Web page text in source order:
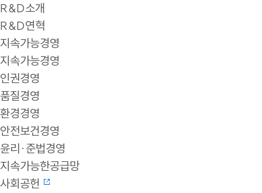
R&D소개
R&D연혁
지속가능경영
지속가능경영
인권경영
품질경영
환경경영
안전보건경영
윤리·준법경영
지속가능한공급망
사회공헌